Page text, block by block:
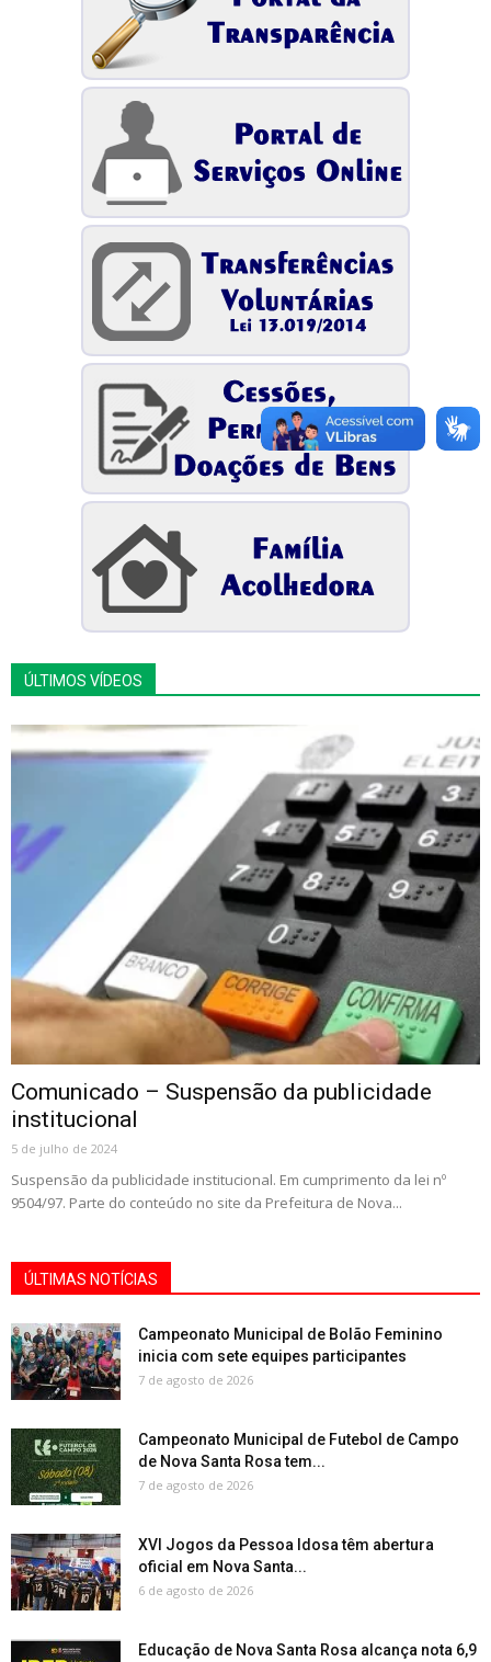
ÚLTIMOS VÍDEOS
Comunicado – Suspensão da publicidade
institucional
5 de julho de 2024
Suspensão da publicidade institucional. Em cumprimento da lei nº
9504/97. Parte do conteúdo no site da Prefeitura de Nova...
ÚLTIMAS NOTÍCIAS
Campeonato Municipal de Bolão Feminino
inicia com sete equipes participantes
7 de agosto de 2026
Campeonato Municipal de Futebol de Campo
de Nova Santa Rosa tem...
7 de agosto de 2026
XVI Jogos da Pessoa Idosa têm abertura
oficial em Nova Santa...
6 de agosto de 2026
Educação de Nova Santa Rosa alcança nota 6,9